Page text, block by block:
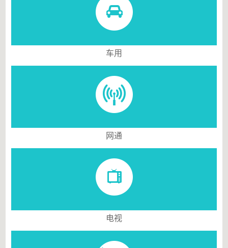
车用
网通
电视